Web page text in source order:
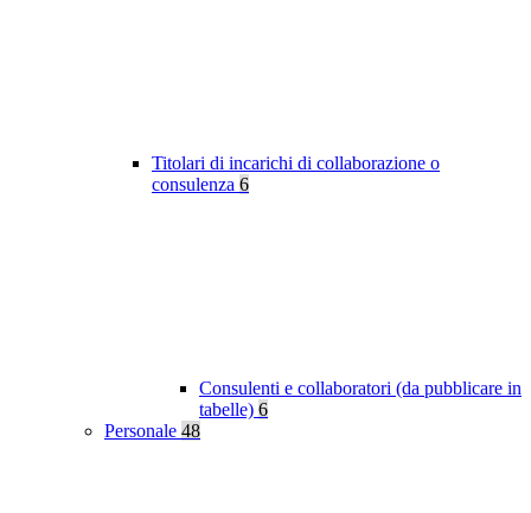
Titolari di incarichi di collaborazione o
consulenza 6
Consulenti e collaboratori (da pubblicare in
tabelle) 6
Personale 48